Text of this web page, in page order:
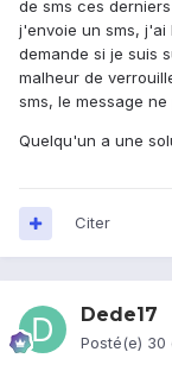
de sms ces
j'envoie un sms, j'ai
demande si je suis
malheur de
sms, le message ne
Quelqu'un a une
Citer
Dede17
Posté(e) 30